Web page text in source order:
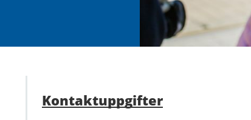
Kontaktuppgifter